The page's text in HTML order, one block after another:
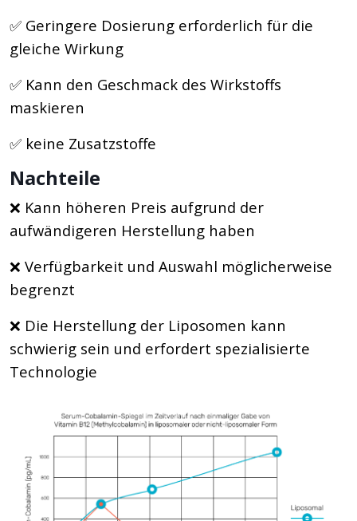
✅ Geringere Dosierung erforderlich für die
gleiche Wirkung
✅ Kann den Geschmack des Wirkstoffs
maskieren
✅ keine Zusatzstoffe
Nachteile
❌ Kann höheren Preis aufgrund der
aufwändigeren Herstellung haben
❌ Verfügbarkeit und Auswahl möglicherweise
begrenzt
❌ Die Herstellung der Liposomen kann
schwierig sein und erfordert spezialisierte
Technologie